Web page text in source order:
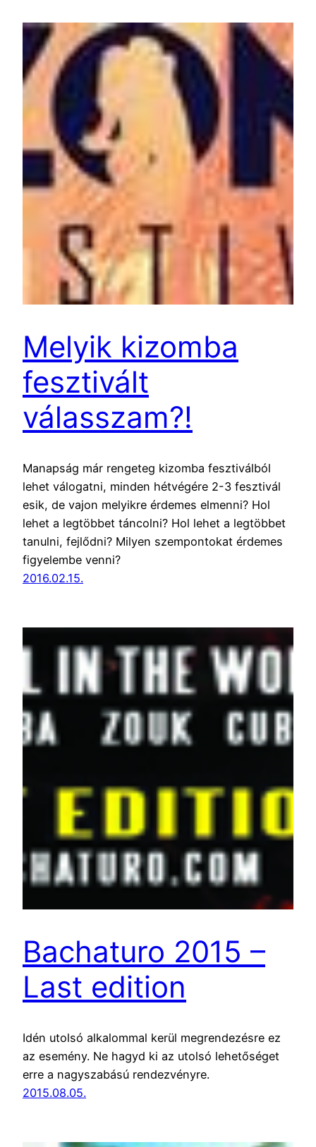
Melyik kizomba
fesztivált
válasszam?!
Manapság már rengeteg kizomba fesztiválból
lehet válogatni, minden hétvégére 2-3 fesztivál
esik, de vajon melyikre érdemes elmenni? Hol
lehet a legtöbbet táncolni? Hol lehet a legtöbbet
tanulni, fejlődni? Milyen szempontokat érdemes
figyelembe venni?
2016.02.15.
Bachaturo 2015 –
Last edition
Idén utolsó alkalommal kerül megrendezésre ez
az esemény. Ne hagyd ki az utolsó lehetőséget
erre a nagyszabású rendezvényre.
2015.08.05.